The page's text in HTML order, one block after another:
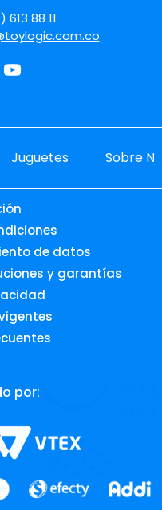
88 11
Juguetes Sobre
de datos
y garantías
por: